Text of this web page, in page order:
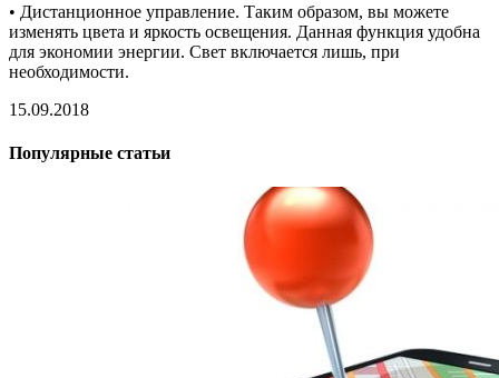
• Дистанционное управление. Таким образом, вы можете
изменять цвета и яркость освещения. Данная функция удобна
для экономии энергии. Свет включается лишь, при
необходимости.
15.09.2018
Популярные статьи